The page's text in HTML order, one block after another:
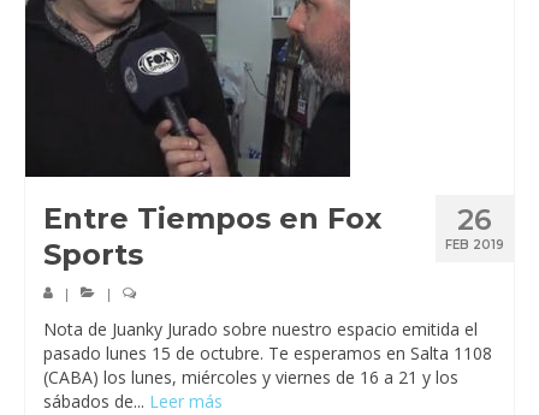
26
FEB 2019
Entre Tiempos en Fox
Sports
| |
Nota de Juanky Jurado sobre nuestro espacio emitida el
pasado lunes 15 de octubre. Te esperamos en Salta 1108
(CABA) los lunes, miércoles y viernes de 16 a 21 y los
sábados de... Leer más